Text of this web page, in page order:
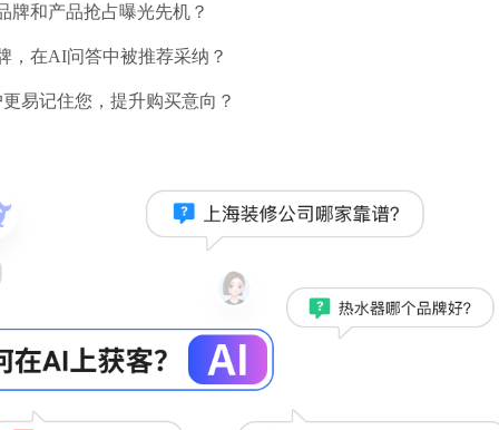
牌和产品抢占曝光先机？
，在AI问答中被推荐采纳？
易记住您，提升购买意向？